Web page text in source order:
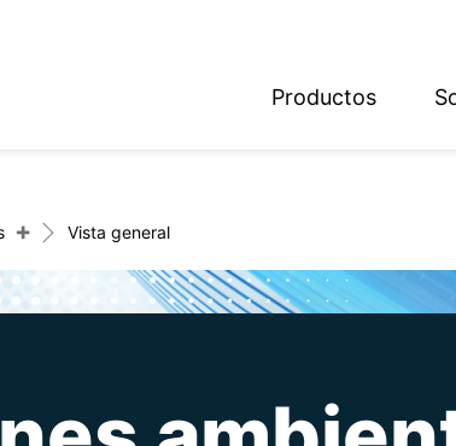
Productos
+ Vista general